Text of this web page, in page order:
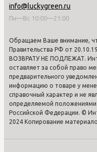
info@luckygreen.ru
Пн—Вс 10:00—21:00
Обращаем Ваше внимание,
Правительства РФ от
ВОЗВРАТУ НЕ ПОДЛЕЖАТ.
оставляет за собой право
предварительного
информацию о товаре у
справочный характер и не
определяемой положениями
Российской Федерации. ©
2024 Копирование